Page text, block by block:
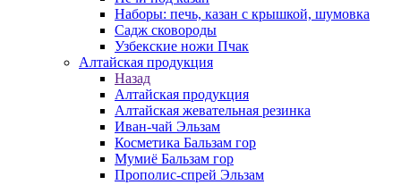
Наборы: печь, казан с крышкой, шумовка
Садж сковороды
Узбекские ножи Пчак
Алтайская продукция
Назад
Алтайская продукция
Алтайская жевательная резинка
Иван-чай Эльзам
Косметика Бальзам гор
Мумиё Бальзам гор
Прополис-спрей Эльзам